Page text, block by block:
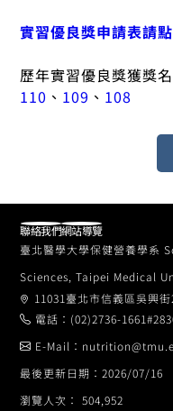
實習優良獎申請表請
歷年實習優良獎獲獎名
110 、 109 、 108
臺北醫學大學保健營養學
Sciences, Taipei Medical
11031臺北市信義區吳興
電話：(02)2736-
瀏覽人次： 504,952
E-Mail：
最後更新日期：2026/07/16
聯絡我們網站導覽